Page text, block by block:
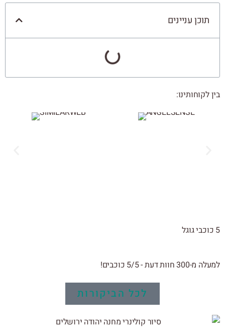
תוכן עניינים
בין לקוחותינו:
5 כוכבי גוגל
למעלה מ-300 חוות דעת - 5/5 כוכבים!
לכל הביקורות